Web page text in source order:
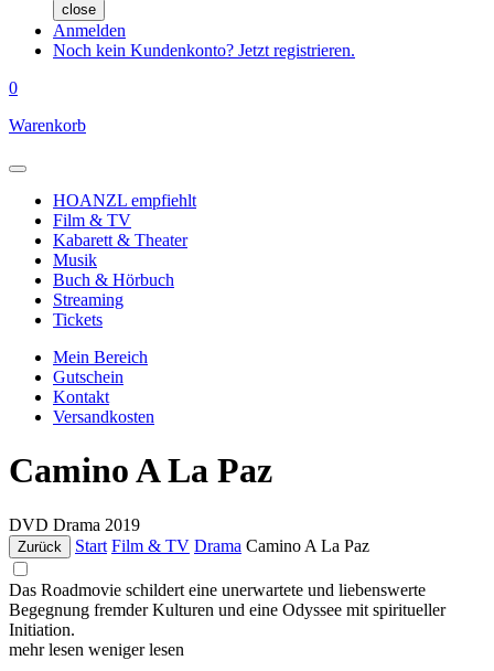
close
Anmelden
Noch kein Kundenkonto? Jetzt registrieren.
0
Warenkorb
HOANZL empfiehlt
Film & TV
Kabarett & Theater
Musik
Buch & Hörbuch
Streaming
Tickets
Mein Bereich
Gutschein
Kontakt
Versandkosten
Camino A La Paz
DVD Drama 2019
Zurück Start Film & TV Drama Camino A La Paz
Das Roadmovie schildert eine unerwartete und liebenswerte
Begegnung fremder Kulturen und eine Odyssee mit spiritueller
Initiation.
mehr lesen weniger lesen